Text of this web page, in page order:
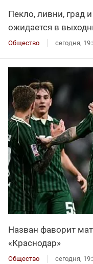
Пекло, ливни, град
ожидается в
Общество сегодня,
Назван фаворит
«Краснодар»
Общество сегодня,